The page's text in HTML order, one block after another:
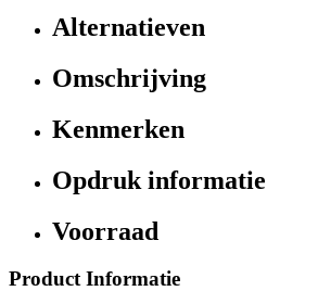
Alternatieven
Omschrijving
Kenmerken
Opdruk informatie
Voorraad
Product Informatie